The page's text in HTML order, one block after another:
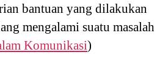
bantuan yang dilakukan
mengalami suatu masalah
Komunikasi)